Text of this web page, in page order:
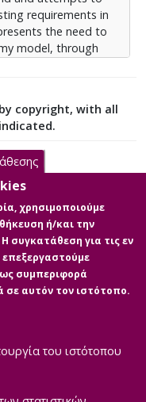
requirements in
the need to
model, through
and therefore
materials in all
economy can
in Greece. The
Economy enables
political level, to
development.
copyright, with all
χρησιμοποιούμε
ή/και την
συγκατάθεση για τις εν
επεξεργαστούμε
συμπεριφορά
σε αυτόν τον ιστότοπο.
του ιστότοπου